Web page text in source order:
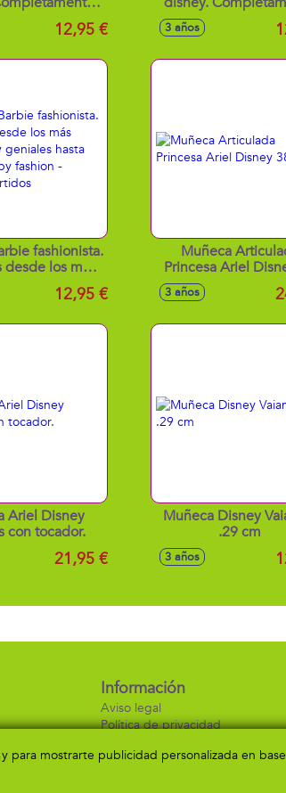
29cm12,95 €
articulada
3 años
fashionista.
desde los más
y geniales
más hippy12,95 €
Muñeca
Princesa Ariel
3 años
Ariel Disney
con tocador.
21,95 €
Muñeca Disney
.29 cm
3 años
Información
Aviso legal
Política de privacidad
para mostrarte publicidad personalizada en